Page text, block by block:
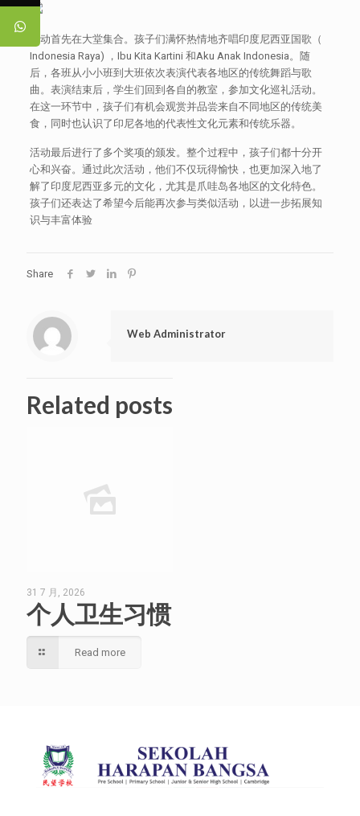
活动首先在大堂集合。孩子们满怀热情地齐唱印度尼西亚国歌（
Indonesia Raya) ，Ibu Kita Kartini 和Aku Anak Indonesia。随
后，各班从小小班到大班依次表演代表各地区的传统舞蹈与歌
曲。表演结束后，学生们回到各自的教室，参加文化巡礼活动。
在这一环节中，孩子们有机会观赏并品尝来自不同地区的传统美
食，同时也认识了印尼各地的代表性文化元素和传统乐器。
活动最后进行了多个奖项的颁发。整个过程中，孩子们都十分开
心和兴奋。通过此次活动，他们不仅玩得愉快，也更加深入地了
解了印度尼西亚多元的文化，尤其是爪哇岛各地区的文化特色。
孩子们还表达了希望今后能再次参与类似活动，以进一步拓展知
识与丰富体验
Share
Web Administrator
Related posts
31 7 月, 2026
个人卫生习惯
Read more